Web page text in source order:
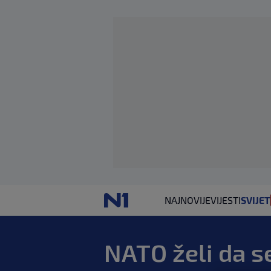
NAJNOVIJEVIJESTISVIJET
NATO želi da